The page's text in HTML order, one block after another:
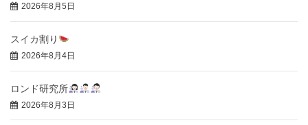
2026年8月5日
スイカ割り
2026年8月4日
ロンド研究所
2026年8月3日